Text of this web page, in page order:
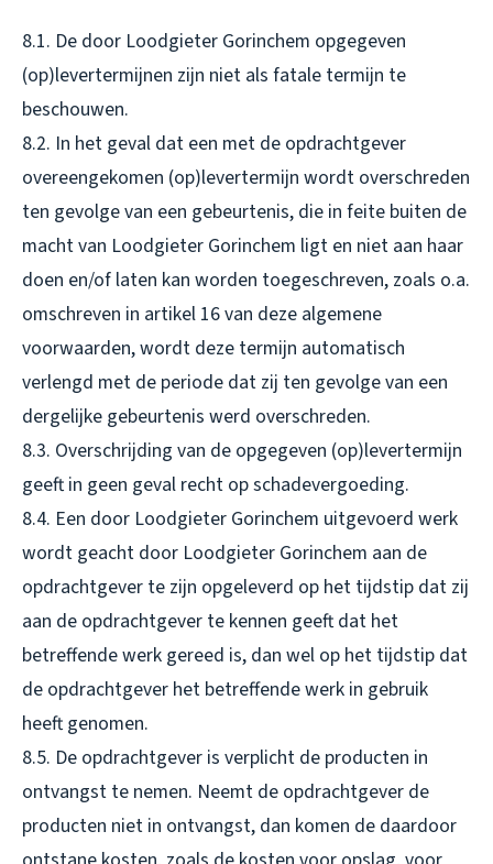
8.1. De door Loodgieter Gorinchem opgegeven
(op)levertermijnen zijn niet als fatale termijn te
beschouwen.
8.2. In het geval dat een met de opdrachtgever
overeengekomen (op)levertermijn wordt overschreden
ten gevolge van een gebeurtenis, die in feite buiten de
macht van Loodgieter Gorinchem ligt en niet aan haar
doen en/of laten kan worden toegeschreven, zoals o.a.
omschreven in artikel 16 van deze algemene
voorwaarden, wordt deze termijn automatisch
verlengd met de periode dat zij ten gevolge van een
dergelijke gebeurtenis werd overschreden.
8.3. Overschrijding van de opgegeven (op)levertermijn
geeft in geen geval recht op schadevergoeding.
8.4. Een door Loodgieter Gorinchem uitgevoerd werk
wordt geacht door Loodgieter Gorinchem aan de
opdrachtgever te zijn opgeleverd op het tijdstip dat zij
aan de opdrachtgever te kennen geeft dat het
betreffende werk gereed is, dan wel op het tijdstip dat
de opdrachtgever het betreffende werk in gebruik
heeft genomen.
8.5. De opdrachtgever is verplicht de producten in
ontvangst te nemen. Neemt de opdrachtgever de
producten niet in ontvangst, dan komen de daardoor